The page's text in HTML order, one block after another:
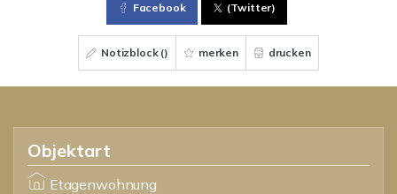
Facebook (Twitter)
Notizblock () merken drucken
Objektart
Etagenwohnung